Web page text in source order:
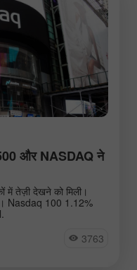
और NASDAQ ने
में तेज़ी देखने को मिली।
Nasdaq 100 1.12%
3763